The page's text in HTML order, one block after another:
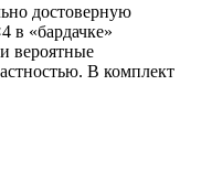
достоверную
в «бардачке»
вероятные
В комплект